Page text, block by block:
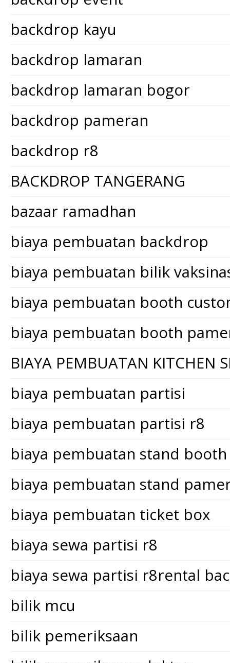
backdrop kayu
backdrop lamaran
backdrop lamaran bogor
backdrop pameran
backdrop r8
BACKDROP TANGERANG
bazaar ramadhan
biaya pembuatan backdrop
biaya pembuatan bilik
biaya pembuatan booth
biaya pembuatan booth
BIAYA PEMBUATAN KITCHEN
biaya pembuatan partisi
biaya pembuatan partisi r8
biaya pembuatan stand booth
biaya pembuatan stand
biaya pembuatan ticket box
biaya sewa partisi r8
biaya sewa partisi r8rental
bilik mcu
bilik pemeriksaan